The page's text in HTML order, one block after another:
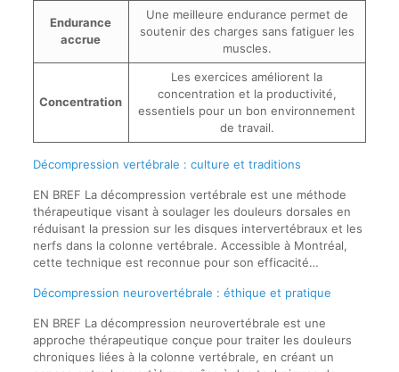
Endurance
accrue
Une meilleure endurance permet de
soutenir des charges sans fatiguer les
muscles.
Concentration
Les exercices améliorent la
concentration et la productivité,
essentiels pour un bon environnement
de travail.
Décompression vertébrale : culture et traditions
EN BREF La décompression vertébrale est une méthode
thérapeutique visant à soulager les douleurs dorsales en
réduisant la pression sur les disques intervertébraux et les
nerfs dans la colonne vertébrale. Accessible à Montréal,
cette technique est reconnue pour son efficacité…
Décompression neurovertébrale : éthique et pratique
EN BREF La décompression neurovertébrale est une
approche thérapeutique conçue pour traiter les douleurs
chroniques liées à la colonne vertébrale, en créant un